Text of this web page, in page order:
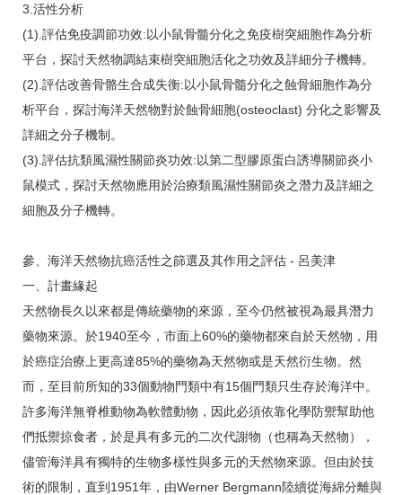
3.活性分析
(1).評估免疫調節功效:以小鼠骨髓分化之免疫樹突細胞作為分析
平台，探討天然物調結束樹突細胞活化之功效及詳細分子機轉。
(2).評估改善骨骼生合成失衡:以小鼠骨髓分化之蝕骨細胞作為分
析平台，探討海洋天然物對於蝕骨細胞(osteoclast) 分化之影響及
詳細之分子機制。
(3).評估抗類風濕性關節炎功效:以第二型膠原蛋白誘導關節炎小
鼠模式，探討天然物應用於治療類風濕性關節炎之潛力及詳細之
細胞及分子機轉。
參、海洋天然物抗癌活性之篩選及其作用之評估 - 呂美津
一、計畫緣起
天然物長久以來都是傳統藥物的來源，至今仍然被視為最具潛力
藥物來源。於1940至今，市面上60%的藥物都來自於天然物，用
於癌症治療上更高達85%的藥物為天然物或是天然衍生物。然
而，至目前所知的33個動物門類中有15個門類只生存於海洋中。
許多海洋無脊椎動物為軟體動物，因此必須依靠化學防禦幫助他
們抵禦掠食者，於是具有多元的二次代謝物（也稱為天然物），
儘管海洋具有獨特的生物多樣性與多元的天然物來源。但由於技
術的限制，直到1951年，由Werner Bergmann陸續從海綿分離與